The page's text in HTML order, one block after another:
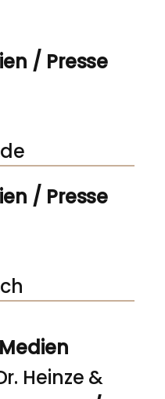
/ Presse
/ Presse
Heinze &